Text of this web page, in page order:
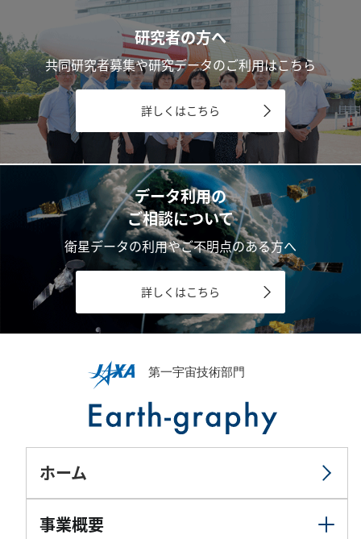
研究者の方へ
共同研究者募集や研究データのご利用はこちら
詳しくはこちら
データ利用の
ご相談について
衛星データの利用やご不明点のある方へ
詳しくはこちら
ホーム
事業概要